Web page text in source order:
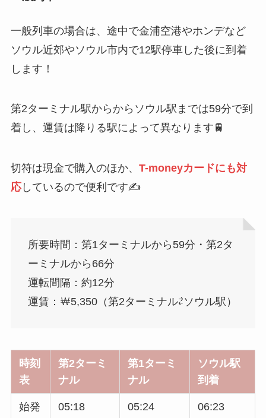
一般列車の場合は、途中で金浦空港やホンデなど
ソウル近郊やソウル市内で12駅停車した後に到着
します！
第2ターミナル駅からからソウル駅までは59分で到
着し、運賃は降りる駅によって異なります🚆
切符は現金で購入のほか、 T-moneyカードにも対
応しているので便利です✍️
所要時間：第1ターミナルから59分・第2タ
ーミナルから66分
運転間隔：約12分
運賃：￦5,350（第2ターミナル⇄ソウル駅）
時刻
表
第2ターミ
ナル
第1ターミ
ナル
ソウル駅
到着
始発 05:18 05:24 06:23